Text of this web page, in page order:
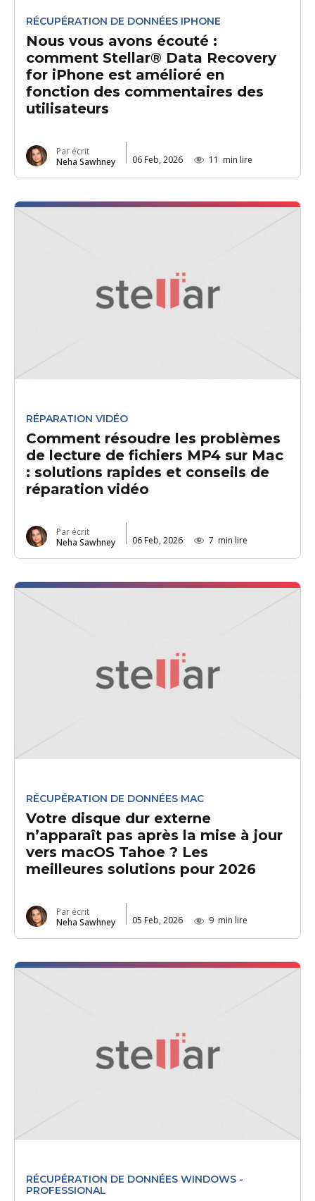
RÉCUPÉRATION DE DONNÉES IPHONE
Nous vous avons écouté :
comment Stellar® Data Recovery
for iPhone est amélioré en
fonction des commentaires des
utilisateurs
Par écrit
Neha Sawhney
06 Feb, 2026 11 min lire
RÉPARATION VIDÉO
Comment résoudre les problèmes
de lecture de fichiers MP4 sur Mac
: solutions rapides et conseils de
réparation vidéo
Par écrit
Neha Sawhney
06 Feb, 2026 7 min lire
RÉCUPÉRATION DE DONNÉES MAC
Votre disque dur externe
n’apparaît pas après la mise à jour
vers macOS Tahoe ? Les
meilleures solutions pour 2026
Par écrit
Neha Sawhney
05 Feb, 2026 9 min lire
RÉCUPÉRATION DE DONNÉES WINDOWS -
PROFESSIONAL